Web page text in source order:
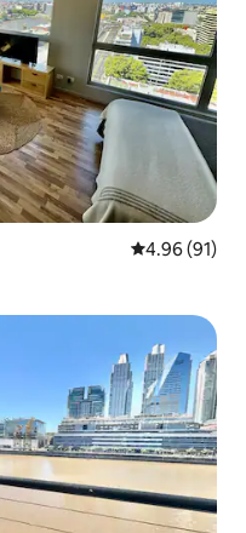
Calificación
4.96 (91)